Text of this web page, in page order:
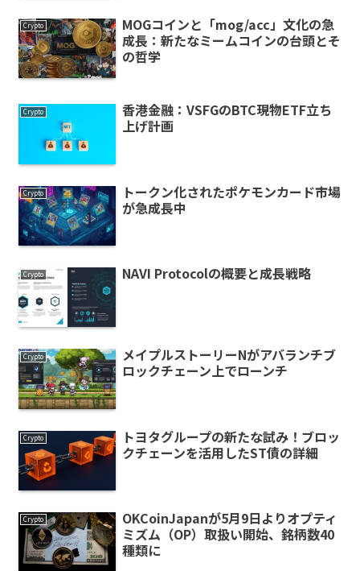
Crypto
MOGコインと「mog/acc」文化の急
成長：新たなミームコインの台頭とそ
の哲学
Crypto
香港金融：VSFGのBTC現物ETF立ち
上げ計画
Crypto
トークン化されたポケモンカード市場
が急成長中
Crypto NAVI Protocolの概要と成長戦略
Crypto
メイプルストーリーNがアバランチブ
ロックチェーン上でローンチ
Crypto
トヨタグループの新たな試み！ブロッ
クチェーンを活用したST債の詳細
Crypto
OKCoinJapanが5月9日よりオプティ
ミズム（OP）取扱い開始、銘柄数40
種類に